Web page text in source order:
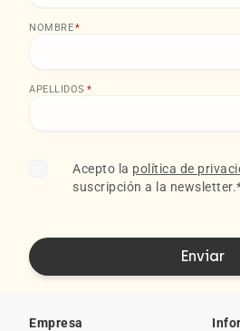
NOMBRE*
APELLIDOS *
Acepto la política de
suscripción a la newsletter.
Empresa